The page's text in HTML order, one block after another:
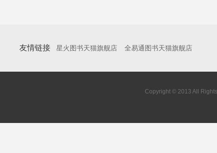
友情链接 星火图书天猫旗舰店 全易通图书天猫旗舰店
Copyright © 2013 All